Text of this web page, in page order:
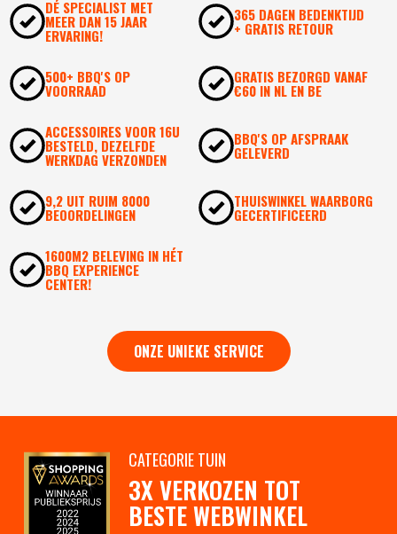
DÉ SPECIALIST MET
MEER DAN 15 JAAR
ERVARING!
365 DAGEN BEDENKTIJD
+ GRATIS RETOUR
500+ BBQ'S OP
VOORRAAD
GRATIS BEZORGD VANAF
€60 IN NL EN BE
ACCESSOIRES VOOR 16U
BESTELD, DEZELFDE
WERKDAG VERZONDEN
BBQ'S OP AFSPRAAK
GELEVERD
9,2 UIT RUIM 8000
BEOORDELINGEN
THUISWINKEL WAARBORG
GECERTIFICEERD
1600M2 BELEVING IN HÉT
BBQ EXPERIENCE
CENTER!
ONZE UNIEKE SERVICE
CATEGORIE TUIN
3X VERKOZEN TOT
BESTE WEBWINKEL